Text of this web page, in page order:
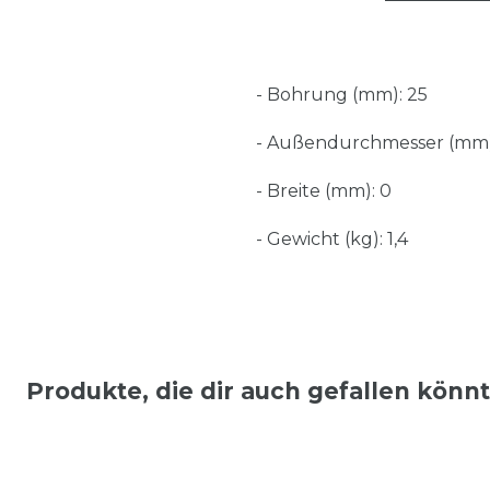
- Bohrung (mm): 25
- Außendurchmesser
- Breite (mm): 0
- Gewicht (kg): 1,4
Produkte, die dir auch gefallen